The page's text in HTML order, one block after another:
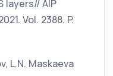
layers// AIP
Vol. 2388. P.
L.N. Maskaeva